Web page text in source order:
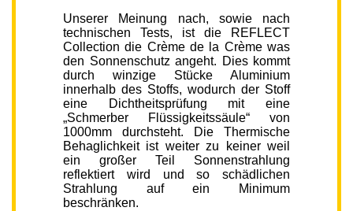
Unserer Meinung nach, sowie nach
technischen Tests, ist die REFLECT
Collection die Crème de la Crème was
den Sonnenschutz angeht. Dies kommt
durch winzige Stücke Aluminium
innerhalb des Stoffs, wodurch der Stoff
eine Dichtheitsprüfung mit eine
„Schmerber Flüssigkeitssäule“ von
1000mm durchsteht. Die Thermische
Behaglichkeit ist weiter zu keiner weil
ein großer Teil Sonnenstrahlung
reflektiert wird und so schädlichen
Strahlung auf ein Minimum
beschränken.